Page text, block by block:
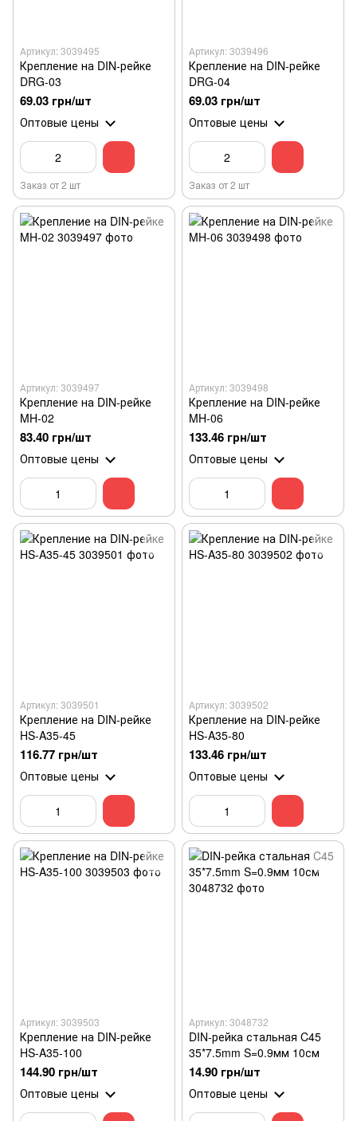
Артикул: 3039495
Крепление на DIN-рейке
DRG-03
69.03 грн/шт
Оптовые цены
Заказ от 2 шт
Артикул: 3039496
Крепление на DIN-рейке
DRG-04
69.03 грн/шт
Оптовые цены
Заказ от 2 шт
Артикул: 3039497
Крепление на DIN-рейке
MH-02
83.40 грн/шт
Оптовые цены
Артикул: 3039498
Крепление на DIN-рейке
MH-06
133.46 грн/шт
Оптовые цены
Артикул: 3039501
Крепление на DIN-рейке
HS-A35-45
116.77 грн/шт
Оптовые цены
Артикул: 3039502
Крепление на DIN-рейке
HS-A35-80
133.46 грн/шт
Оптовые цены
Артикул: 3039503
Крепление на DIN-рейке
HS-A35-100
144.90 грн/шт
Оптовые цены
Артикул: 3048732
DIN-рейка стальная C45
35*7.5mm S=0.9мм 10см
14.90 грн/шт
Оптовые цены